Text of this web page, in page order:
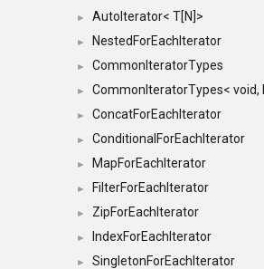
► AutoIterator< T[N]>
► NestedForEachIterator
► CommonIteratorTypes
► CommonIteratorTypes< void,
► ConcatForEachIterator
► ConditionalForEachIterator
► MapForEachIterator
► FilterForEachIterator
► ZipForEachIterator
► IndexForEachIterator
► SingletonForEachIterator